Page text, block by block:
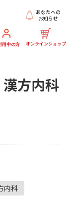
用中の方 オンラインショップ
あなたへの
お知らせ
方内科
内科